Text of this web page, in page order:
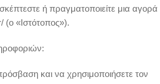
ή πραγματοποιείτε μια αγορά
«Ιστότοπος»).
και να χρησιμοποιήσετε τον